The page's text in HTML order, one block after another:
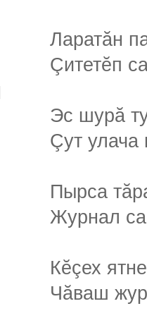
Ларатăн
Çитетĕп
Эс шурă
Çут
Пырса
Журнал
Кĕçех
Чăваш